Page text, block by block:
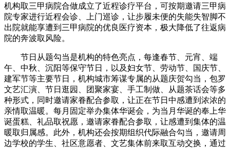
机构取三甲病院合做成立了近程诊疗平台，可按期邀请三甲病
院专家进行近程会诊、上门巡诊，让步履未便的失能失智脚不
出院就能享遭到三甲病院的优良医疗资本，极大降低了往返病
院的奔波取风险。
节日从题勾当是机构的特色亮点，每逢春节、元宵、端
午、中秋、沉阳等保守节日，以及妇女节、劳动节、国庆节、
建军节等主要节日，机构城市筹谋专属的从题庆贺勾当，包罗
文艺汇演、节日逛园、团聚家宴、手工制做、从题茶话会等多
种形式，同时邀请家眷配合参取，让正在节日中感遭到浓浓的
亲情取温暖。每月固定举办集体华诞会，为当月华诞的奉上华
诞蛋糕、礼品取祝愿，邀请家眷配合参取，让感遭到集体的温
暖取归属感。此外，机构还会按期组织代际融合勾当，邀请周
边学校的学生、社区意愿者、文艺集体前来取互动交换，通过